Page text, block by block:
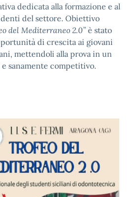
dedicata alla formazione e al
del settore. Obiettivo
del Mediterraneo 2.0” è stato
di crescita ai giovani
mettendoli alla prova in un
sanamente competitivo.